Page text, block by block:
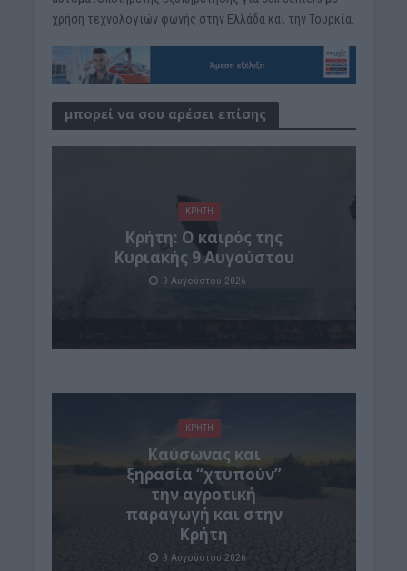
χρήση τεχνολογιών φωνής στην Ελλάδα και την Τουρκία.
μπορεί να σου αρέσει επίσης
ΚΡΗΤΗ
Κρήτη: Ο καιρός της
Κυριακής 9 Αυγούστου
9 Αυγούστου 2026
ΚΡΗΤΗ
Καύσωνας και
ξηρασία “χτυπούν”
την αγροτική
παραγωγή και στην
Κρήτη
9 Αυγούστου 2026